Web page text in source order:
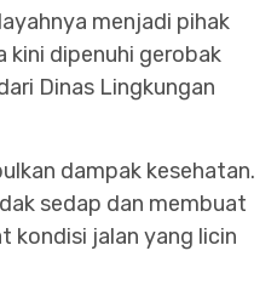
menjadi pihak
kini dipenuhi gerobak
Dinas Lingkungan
dampak kesehatan.
sedap dan membuat
kondisi jalan yang licin